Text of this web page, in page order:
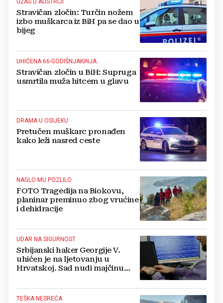
UŽAS U AUSTRIJI
Stravičan zločin: Turčin nožem
izbo muškarca iz BiH pa se dao u
bijeg
UHIĆENA 66-GODIŠNJAKINJA
Stravičan zločin u BiH: Supruga
usmrtila muža hitcem u glavu
DRAMA U OSIJEKU
Pretučen muškarc pronađen
kako leži nasred ceste
NAGLO MU POZLILO
FOTO Tragedija na Biokovu,
planinar preminuo zbog vrućine
i dehidracije
UDAR NA SIGURNOST
Srbijanski haker Georgije V.
uhićen je na ljetovanju u
Hrvatskoj. Sad nudi majčinu
TEŠKA NESREĆA